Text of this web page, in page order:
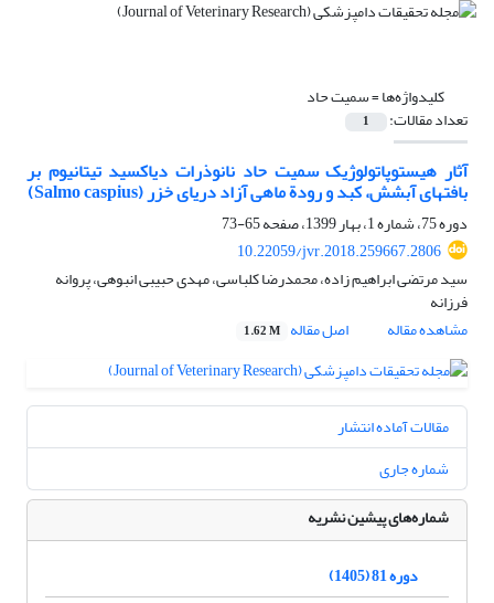
کلیدواژه‌ها =سمیت حاد
تعداد مقالات: 1
آثار هیستوپاتولوژیک سمیت حاد نانوذرات دی‎اکسید تیتانیوم بر
بافت‎های آبشش، کبد و رودة ماهی آزاد دریای خزر (Salmo caspius)
دوره 75، شماره 1، بهار 1399، صفحه
65-73
10.22059/jvr.2018.259667.2806
سید مرتضی ابراهیم زاده، محمدرضا کلباسی، مهدی حبیبی انبوهی، پروانه
فرزانه
مشاهده مقاله
اصل مقاله 1.62 M
مقالات آماده انتشار
شماره جاری
شماره‌های پیشین نشریه
دوره 81 (1405)